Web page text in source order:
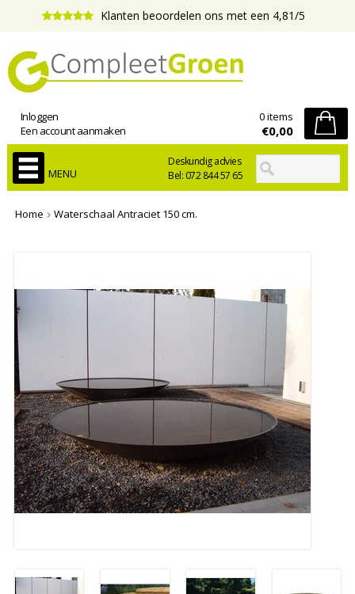
Klanten beoordelen ons met een 4,81/5
Deskundig advies
Bel: 072 844 57 65
Inloggen
Een account aanmaken
0 items
€0,00
MENU
Home Waterschaal Antraciet 150 cm.